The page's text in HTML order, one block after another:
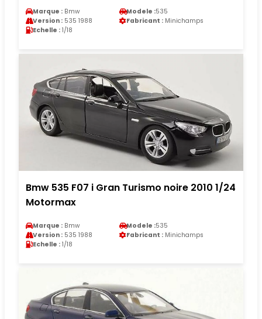
Marque : Bmw Modele :535
Version : 535 1988 Fabricant : Minichamps
Echelle : 1/18
Bmw 535 F07 i Gran Turismo noire 2010 1/24
Motormax
Marque : Bmw Modele :535
Version : 535 1988 Fabricant : Minichamps
Echelle : 1/18